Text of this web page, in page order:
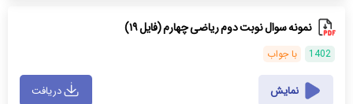
نمونه سوال نوبت دوم ریاضی چهارم (فایل ۱۹)
1402 با جواب
نمایش دریافت